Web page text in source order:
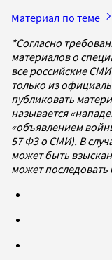
Материал по теме
*Согласно
материалов о
все российские
только из
публиковать
называется
«объявлением
57 ФЗ о СМИ). В
может быть
может